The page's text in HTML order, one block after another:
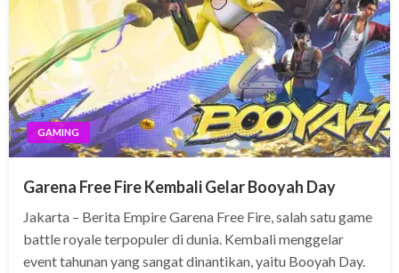
GAMING
Garena Free Fire Kembali Gelar Booyah Day
Jakarta – Berita Empire Garena Free Fire, salah satu game
battle royale terpopuler di dunia. Kembali menggelar
event tahunan yang sangat dinantikan, yaitu Booyah Day.